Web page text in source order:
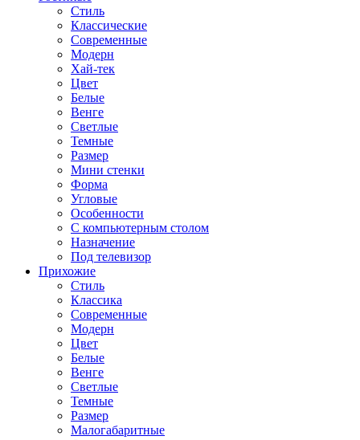
Стиль
Классические
Современные
Модерн
Хай-тек
Цвет
Белые
Венге
Светлые
Темные
Размер
Мини стенки
Форма
Угловые
Особенности
С компьютерным столом
Назначение
Под телевизор
Прихожие
Стиль
Классика
Современные
Модерн
Цвет
Белые
Венге
Светлые
Темные
Размер
Малогабаритные